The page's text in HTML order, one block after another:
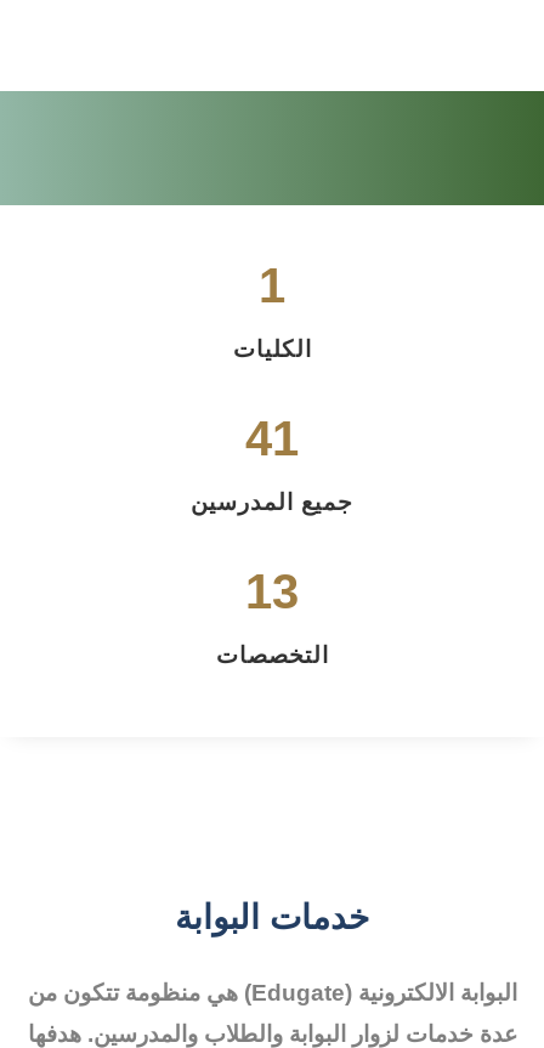
1
الكليات
48
جميع المدرسين
16
التخصصات
خدمات البوابة
البوابة الالكترونية (Edugate) هي منظومة تتكون من
عدة خدمات لزوار البوابة والطلاب والمدرسين. هدفها